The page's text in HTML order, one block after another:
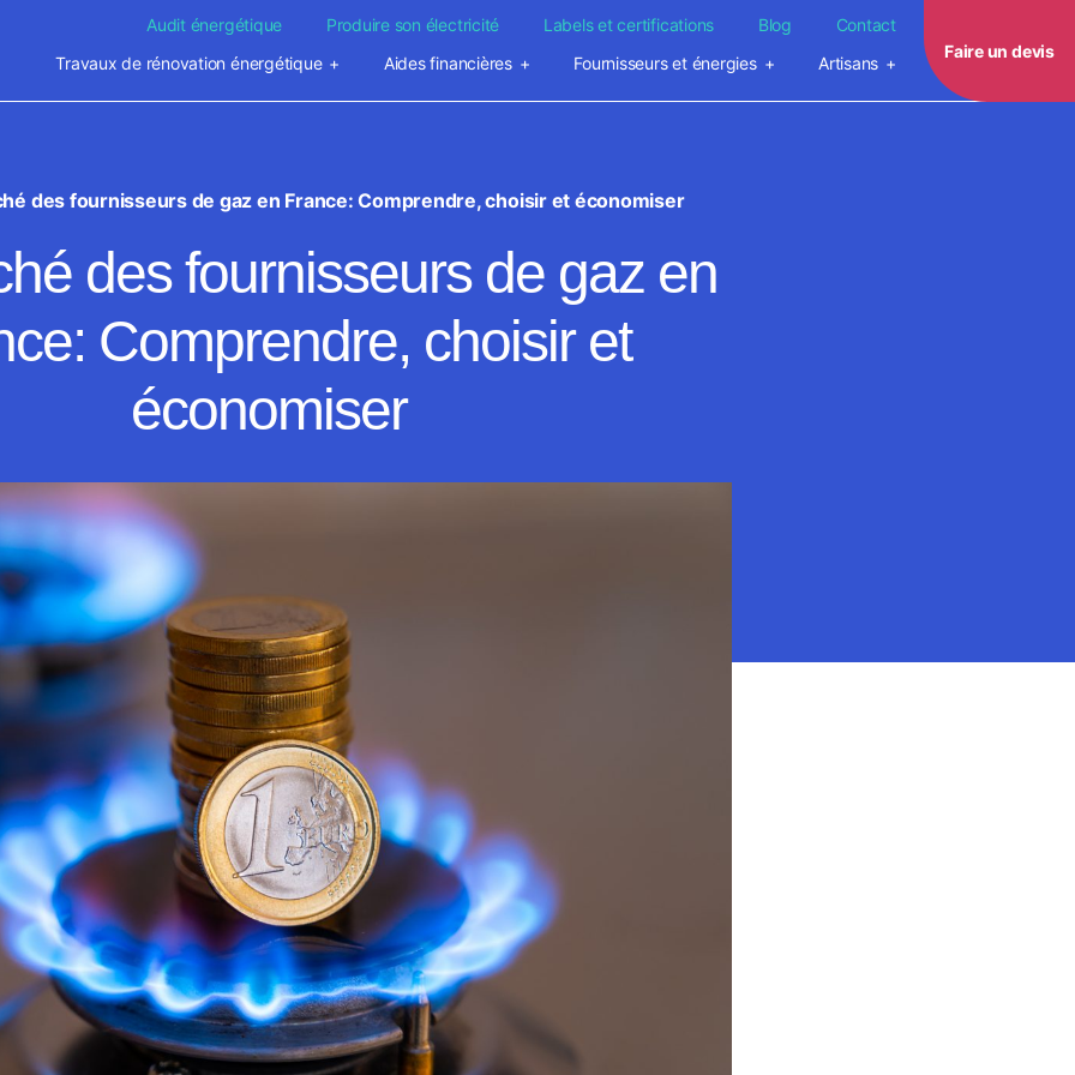
Audit énergétique Produire son électricité Labels et certifications Blog
Contact
Travaux de rénovation énergétique
Aides financières Fournisseurs et énergies Artisans
Faire un devis
des fournisseurs de gaz en France: Comprendre, choisir et économiser
des fournisseurs de gaz en
Comprendre, choisir et
économiser